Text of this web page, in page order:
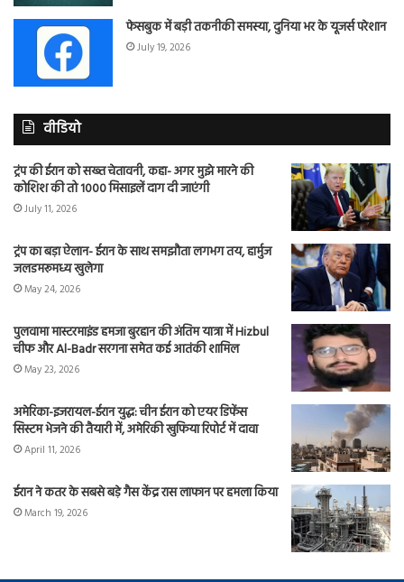
फेसबुक में बड़ी तकनीकी समस्या, दुनिया भर के यूजर्स परेशान
July 19, 2026
वीडियो
ट्रंप की ईरान को सख्त चेतावनी, कहा- अगर मुझे मारने की
कोशिश की तो 1000 मिसाइलें दाग दी जाएंगी
July 11, 2026
ट्रंप का बड़ा ऐलान- ईरान के साथ समझौता लगभग तय, हार्मुज
जलडमरूमध्य खुलेगा
May 24, 2026
पुलवामा मास्टरमाइंड हमजा बुरहान की अंतिम यात्रा में Hizbul
चीफ और Al-Badr सरगना समेत कई आतंकी शामिल
May 23, 2026
अमेरिका-इजरायल-ईरान युद्ध: चीन ईरान को एयर डिफेंस
सिस्टम भेजने की तैयारी में, अमेरिकी खुफिया रिपोर्ट में दावा
April 11, 2026
ईरान ने कतर के सबसे बड़े गैस केंद्र रास लाफान पर हमला किया
March 19, 2026